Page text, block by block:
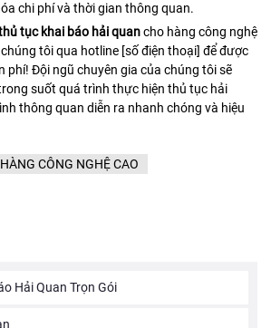
chi phí và thời gian thông quan.
tục khai báo hải quancho hàng công nghệ
tôi qua hotline [số điện thoại] để được
phí! Đội ngũ chuyên gia của chúng tôi sẽ
suốt quá trình thực hiện thủ tục hải
thông quan diễn ra nhanh chóng và hiệu
CÔNG NGHỆ CAO
Hải Quan Trọn Gói